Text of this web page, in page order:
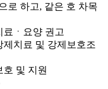
로 하고, 같은 호 차목
료ㆍ요양 권고
제치료 및 강제보호조
호 및 지원